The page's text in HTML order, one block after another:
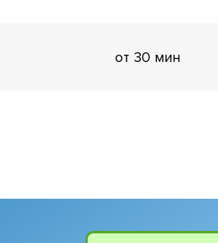
от 30 мин